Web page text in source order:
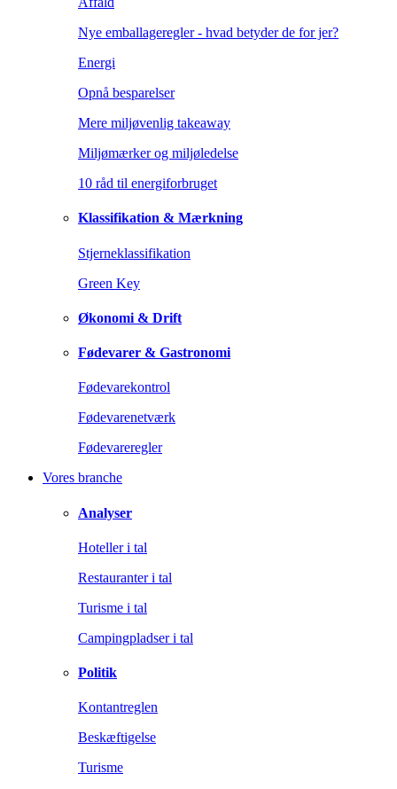
Nye emballageregler - hvad betyder de for jer?
Energi
Opnå besparelser
Mere miljøvenlig takeaway
Miljømærker og miljøledelse
10 råd til energiforbruget
Klassifikation & Mærkning
Stjerneklassifikation
Green Key
Økonomi & Drift
Fødevarer & Gastronomi
Fødevarekontrol
Fødevarenetværk
Fødevareregler
Vores branche
Analyser
Hoteller i tal
Restauranter i tal
Turisme i tal
Campingpladser i tal
Politik
Kontantreglen
Beskæftigelse
Turisme